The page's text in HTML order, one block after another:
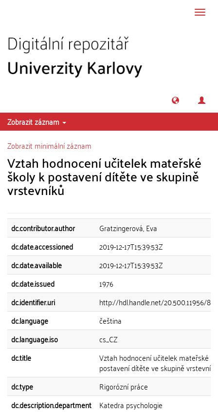
Zobrazit záznam
Zobrazit minimální záznam
Vztah hodnocení učitelek mateřské
školy k postavení dítěte ve skupině
vrstevníků
dc.contributor.author
Gratzingerová, Eva
dc.date.accessioned
2019-12-17T15:39:53Z
dc.date.available
2019-12-17T15:39:53Z
dc.date.issued
1976
dc.identifier.uri
http://hdl.handle.net/20.500.11956/
dc.language
čeština
dc.language.iso
cs_CZ
dc.title
Vztah hodnocení učitelek mateřské
postavení dítěte ve skupině vrstevníků
dc.type
Rigorózní práce
dc.description.department
Katedra psychologie